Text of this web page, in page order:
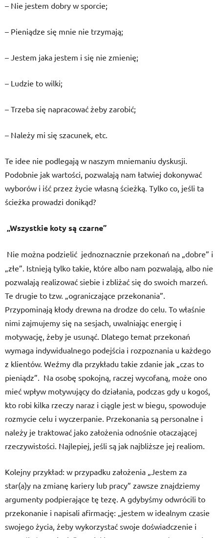
– Nie jestem dobry w sporcie;
– Pieniądze się mnie nie trzymają;
– Jestem jaka jestem i się nie zmienię;
– Ludzie to wilki;
– Trzeba się napracować żeby zarobić;
– Należy mi się szacunek, etc.
Te idee nie podlegają w naszym mniemaniu dyskusji.
Podobnie jak wartości, pozwalają nam łatwiej dokonywać
wyborów i iść przez życie własną ścieżką. Tylko co, jeśli ta
ścieżka prowadzi donikąd?
„Wszystkie koty są czarne”
Nie można podzielić jednoznacznie przekonań na „dobre” i
„złe”. Istnieją tylko takie, które albo nam pozwalają, albo nie
pozwalają realizować siebie i zbliżać się do swoich marzeń.
Te drugie to tzw. „ograniczające przekonania”.
Przypominają kłody drewna na drodze do celu. To właśnie
nimi zajmujemy się na sesjach, uwalniając energię i
motywację, żeby je usunąć. Dlatego temat przekonań
wymaga indywidualnego podejścia i rozpoznania u każdego
z klientów. Weźmy dla przykładu takie zdanie jak „czas to
pieniądz”. Na osobę spokojną, raczej wycofaną, może ono
mieć wpływ motywujący do działania, podczas gdy u kogoś,
kto robi kilka rzeczy naraz i ciągle jest w biegu, spowoduje
rozmycie celu i wyczerpanie. Przekonania są personalne i
należy je traktować jako założenia odnośnie otaczającej
rzeczywistości. Najlepiej, jeśli są jak najbliższe jej realiom.
Kolejny przykład: w przypadku założenia „Jestem za
star(a)y na zmianę kariery lub pracy” zawsze znajdziemy
argumenty podpierające tę tezę. A gdybyśmy odwrócili to
przekonanie i napisali afirmację: „jestem w idealnym czasie
swojego życia, żeby wykorzystać swoje doświadczenie i